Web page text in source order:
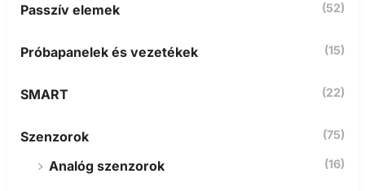
Passzív elemek (52)
Próbapanelek és vezetékek (15)
SMART (22)
Szenzorok (75)
Analóg szenzorok (16)